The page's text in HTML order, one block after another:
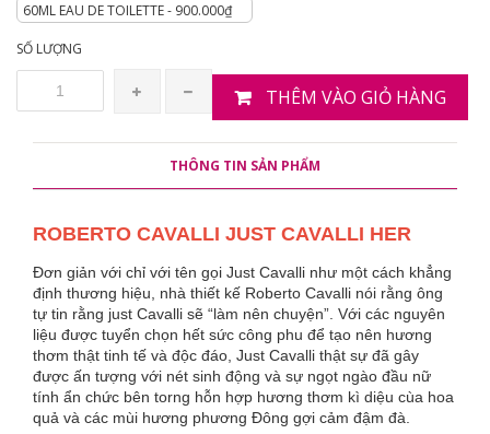
60ML EAU DE TOILETTE - 900.000₫
SỐ LƯỢNG
THÊM VÀO GIỎ HÀNG
THÔNG TIN SẢN PHẨM
ROBERTO CAVALLI JUST CAVALLI HER
Đơn giản với chỉ với tên gọi Just Cavalli như một cách khẳng
định thương hiệu, nhà thiết kế Roberto Cavalli nói rằng ông
tự tin rằng just Cavalli sẽ “làm nên chuyện”. Với các nguyên
liệu được tuyển chọn hết sức công phu để tạo nên hương
thơm thật tinh tế và độc đáo, Just Cavalli thật sự đã gây
được ấn tượng với nét sinh động và sự ngọt ngào đầu nữ
tính ẩn chức bên torng hỗn hợp hương thơm kì diệu cùa hoa
quả và các mùi hương phương Đông gợi cảm đậm đà.